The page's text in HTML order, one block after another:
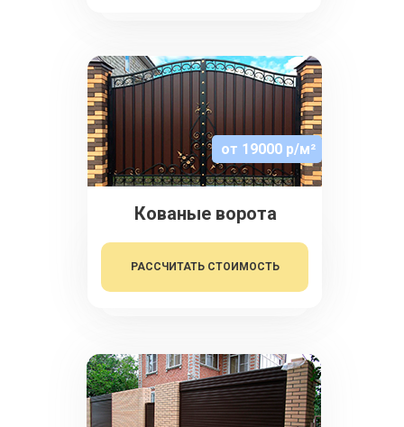
Кованые ворота
от 19000 р/м²
РАССЧИТАТЬ СТОИМОСТЬ